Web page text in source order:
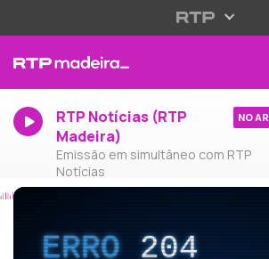
RTP Notícias (RTP
Madeira)
Emissão em simultâneo com RTP
Notícias
NO AR
ERRO204